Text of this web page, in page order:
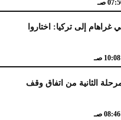
صـ
إلى تركيا: اختاروا
10:08 صـ
الثانية من اتفاق وقف
08:46 صـ